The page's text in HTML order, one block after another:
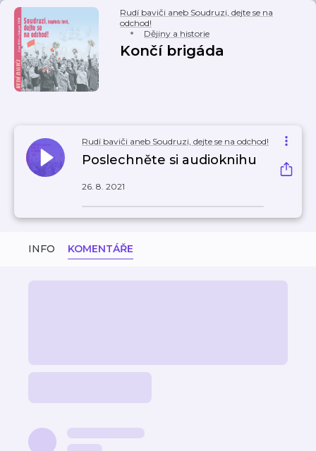
Rudí baviči aneb Soudruzi, dejte se na
odchod!
Dějiny a historie
Končí brigáda
Rudí baviči aneb Soudruzi, dejte se na odchod!
Poslechněte si audioknihu
26. 8. 2021
INFO KOMENTÁŘE